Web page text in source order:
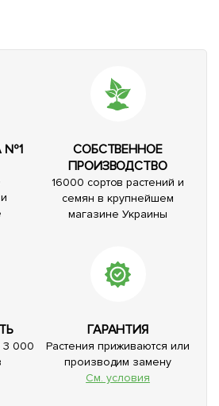
№1
СОБСТВЕННОЕ
ПРОИЗВОДСТВО
16000 сортов растений и
семян в крупнейшем
магазине Украины
3 000
ГАРАНТИЯ
Растения приживаются или
производим замену
См. условия